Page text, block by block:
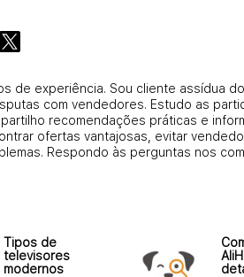
de experiência. Sou cliente assídua
com vendedores. Estudo as
recomendações práticas e
ofertas vantajosas, evitar
Respondo às perguntas nos
Tipos de
televisores
modernos